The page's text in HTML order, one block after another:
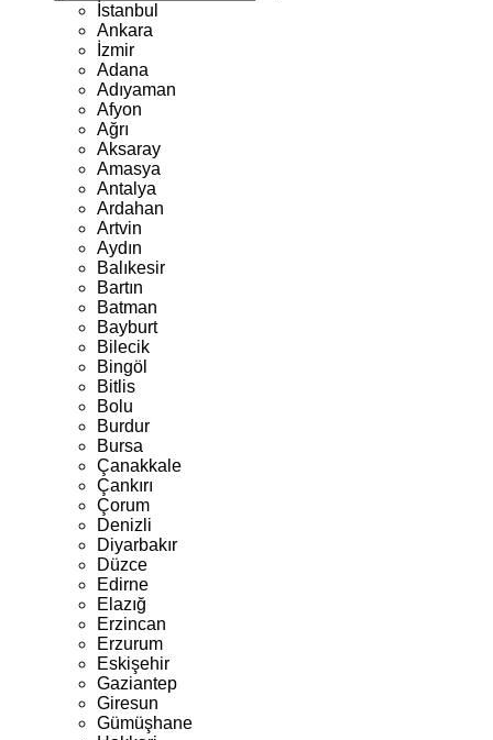
İstanbul
Ankara
İzmir
Adana
Adıyaman
Afyon
Ağrı
Aksaray
Amasya
Antalya
Ardahan
Artvin
Aydın
Balıkesir
Bartın
Batman
Bayburt
Bilecik
Bingöl
Bitlis
Bolu
Burdur
Bursa
Çanakkale
Çankırı
Çorum
Denizli
Diyarbakır
Düzce
Edirne
Elazığ
Erzincan
Erzurum
Eskişehir
Gaziantep
Giresun
Gümüşhane